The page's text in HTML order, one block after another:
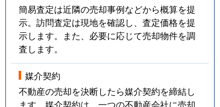
簡易査定は近隣の売却事例などから概算を提
示。訪問査定は現地を確認し、査定価格を提
示します。また、必要に応じて売却物件を調
査します。
媒介契約
不動産の売却を決断したら媒介契約を締結し
ます。媒介契約は、一つの不動産会社に売却